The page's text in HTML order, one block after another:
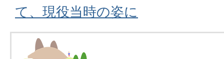
て、現役当時の姿に